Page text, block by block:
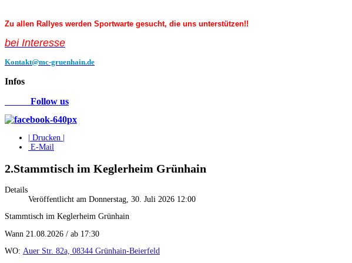
Zu allen Rallyes werden Sportwarte gesucht, die uns unterstützen!!
bei Interesse
Kontakt@mc-gruenhain.de
Infos
Follow us
| Drucken |
E-Mail
2.Stammtisch im Keglerheim Grünhain
Details
Veröffentlicht am Donnerstag, 30. Juli 2026 12:00
Stammtisch im Keglerheim Grünhain
Wann 21.08.2026 / ab 17:30
WO: Auer Str. 82a, 08344 Grünhain-Beierfeld